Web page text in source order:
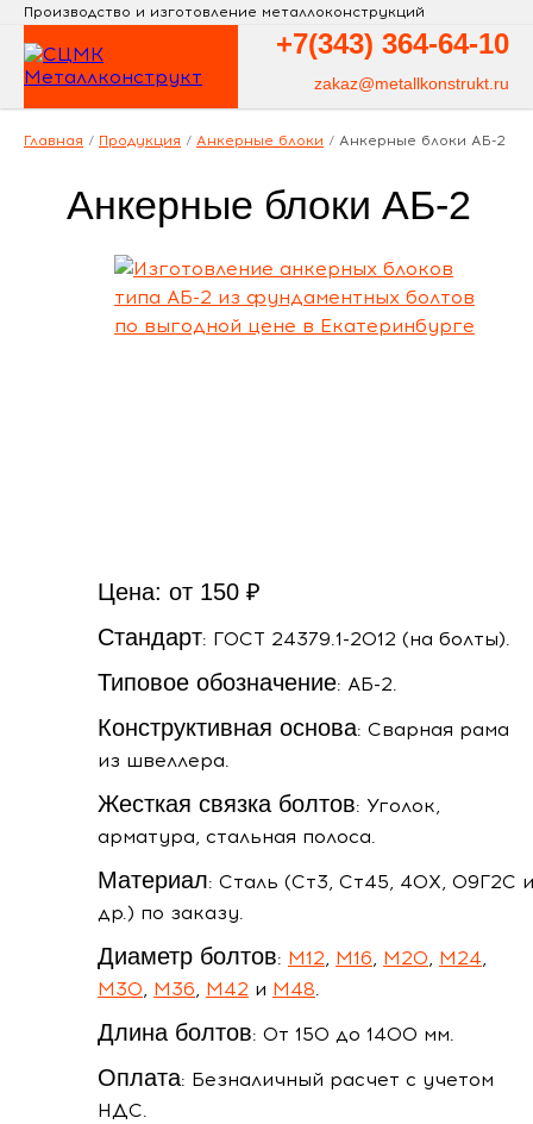
Производство и изготовление металлоконструкций
+7(343) 364-64-10
zakaz@metallkonstrukt.ru
Главная / Продукция / Анкерные блоки / Анкерные блоки АБ-2
Анкерные блоки АБ-2
Цена: от 150 ₽
Стандарт: ГОСТ 24379.1-2012 (на болты).
Типовое обозначение: АБ-2.
Конструктивная основа: Сварная рама
из швеллера.
Жесткая связка болтов: Уголок,
арматура, стальная полоса.
Материал: Сталь (Ст3, Ст45, 40Х, 09Г2С и
др.) по заказу.
Диаметр болтов: М12, М16, М20, М24,
М30, М36, М42 и М48.
Длина болтов: От 150 до 1400 мм.
Оплата: Безналичный расчет с учетом
НДС.